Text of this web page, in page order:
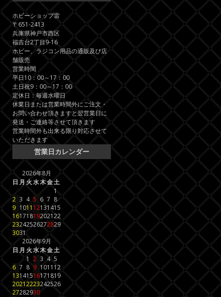
ホビーショップ雷
〒651-2413
兵庫県神戸市西区
福吉台2丁目9-16
ホビー、ラジコン用品の通販及び店
舗販売
営業時間
平日10：00～17：00
土日祝9：00～17：00
定休日：毎週水曜日
休業日または営業時間外にご注文・
お問い合わせ頂きますと翌営業日に
発送・ご連絡等させて頂きます
営業時間外も出来る限り対応させて
いただきます
営業日カレンダー
2026年8月
日月火水木金土
1
2 3 4 5 6 7 8
9 1011 12131415
16171819202122
23242526272829
3031
2026年9月
日月 火水木金土
1 2 3 4 5
6 7 8 9 1011 12
13141516171819
20212223242526
27282930